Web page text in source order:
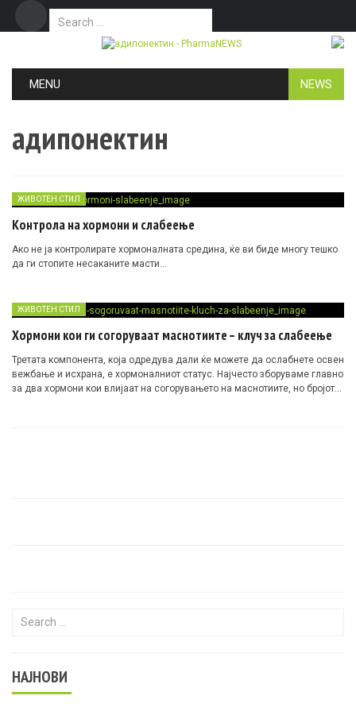
Search for:
MENU NEWS
адипонектин
ЖИВОТЕН СТИЛ
Контрола на хормони и слабеење
Ако не ја контролирате хормоналната средина, ќе ви биде многу тешко
да ги стопите несаканите масти…
ЖИВОТЕН СТИЛ
Хормони кои ги согоруваат маснотиите – клуч за слабеење
Третата компонента, која одредува дали ќе можете да ослабнете освен
вежбање и исхрана, е хормоналниот статус. Најчесто зборуваме главно
за два хормони кои влијаат на согорувањето на маснотиите, но бројот
Search for:
НАЈНОВИ